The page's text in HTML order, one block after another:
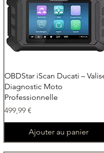
Aperçu rapide
OBDStar iScan Ducati –
Diagnostic Moto
Professionnelle
Prix
499,99 €
Ajouter au panier